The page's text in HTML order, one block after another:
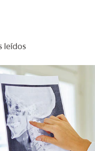
leídos